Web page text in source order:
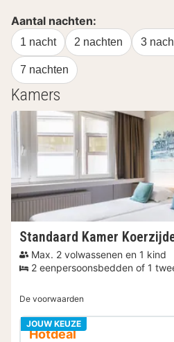
Aantal nachten:
1 nacht 2 nachten 3
7 nachten
Kamers
Standaard Kamer
Max. 2 volwassenen en 1 kind
2 eenpersoonsbedden of 1
De voorwaarden
JOUW KEUZE
Hotdeal